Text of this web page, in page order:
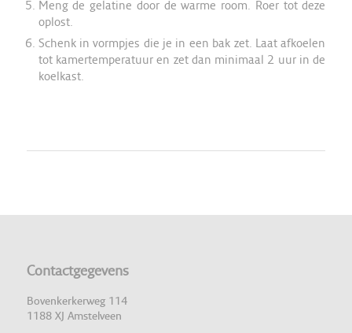
Meng de gelatine door de warme room. Roer tot deze
oplost.
Schenk in vormpjes die je in een bak zet. Laat afkoelen
tot kamertemperatuur en zet dan minimaal 2 uur in de
koelkast.
Contactgegevens
Bovenkerkerweg 114
1188 XJ Amstelveen